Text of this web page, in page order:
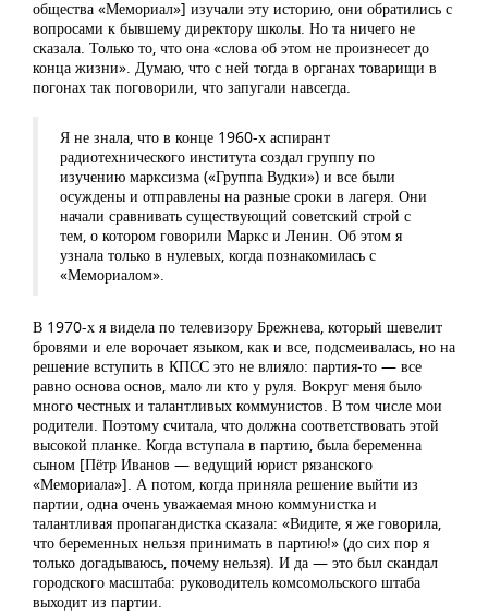
общества «Мемориал»] изучали эту историю, они обратились с
вопросами к бывшему директору школы. Но та ничего не
сказала. Только то, что она «слова об этом не произнесет до
конца жизни». Думаю, что с ней тогда в органах товарищи в
погонах так поговорили, что запугали навсегда.
Я не знала, что в конце 1960-х аспирант
радиотехнического института создал группу по
изучению марксизма («Группа Вудки») и все были
осуждены и отправлены на разные сроки в лагеря. Они
начали сравнивать существующий советский строй с
тем, о котором говорили Маркс и Ленин. Об этом я
узнала только в нулевых, когда познакомилась с
«Мемориалом».
В 1970-х я видела по телевизору Брежнева, который шевелит
бровями и еле ворочает языком, как и все, подсмеивалась, но на
решение вступить в КПСС это не влияло: партия-то — все
равно основа основ, мало ли кто у руля. Вокруг меня было
много честных и талантливых коммунистов. В том числе мои
родители. Поэтому считала, что должна соответствовать этой
высокой планке. Когда вступала в партию, была беременна
сыном [Пётр Иванов — ведущий юрист рязанского
«Мемориала»]. А потом, когда приняла решение выйти из
партии, одна очень уважаемая мною коммунистка и
талантливая пропагандистка сказала: «Видите, я же говорила,
что беременных нельзя принимать в партию!» (до сих пор я
только догадываюсь, почему нельзя). И да — это был скандал
городского масштаба: руководитель комсомольского штаба
выходит из партии.